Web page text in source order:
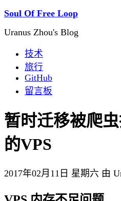
Soul Of Free Loop
Uranus Zhou's Blog
技术
旅行
GitHub
留言板
暂时迁移被爬
的VPS
2017年02月11日 星期六 由